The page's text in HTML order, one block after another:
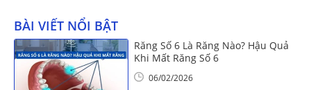
BÀI VIẾT NỔI BẬT
Răng Số 6 Là Răng Nào? Hậu Quả
Khi Mất Răng Số 6
06/02/2026